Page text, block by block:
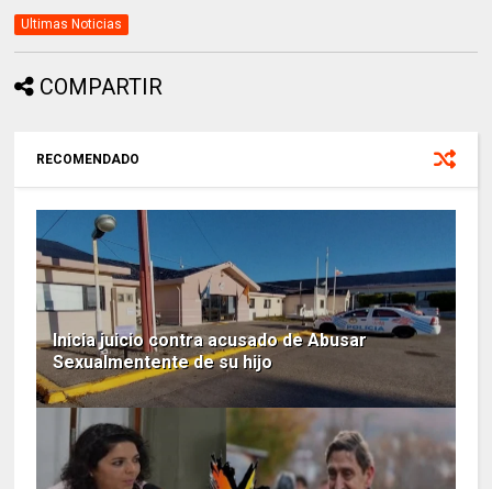
Ultimas Noticias
COMPARTIR
RECOMENDADO
Inicia juicio contra acusado de Abusar
Sexualmentente de su hijo